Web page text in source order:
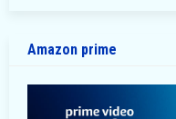
Amazon prime